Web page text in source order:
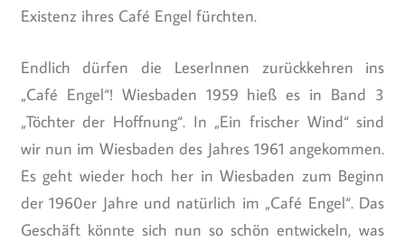
Existenz ihres Café Engel fürchten.
Endlich dürfen die LeserInnen zurückkehren ins
„Café Engel“! Wiesbaden 1959 hieß es in Band 3
„Töchter der Hoffnung“. In „Ein frischer Wind“ sind
wir nun im Wiesbaden des Jahres 1961 angekommen.
Es geht wieder hoch her in Wiesbaden zum Beginn
der 1960er Jahre und natürlich im „Café Engel“. Das
Geschäft könnte sich nun so schön entwickeln, was